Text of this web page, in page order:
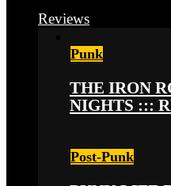
Reviews
Punk
THE IRON
NIGHTS :::
Post-Punk